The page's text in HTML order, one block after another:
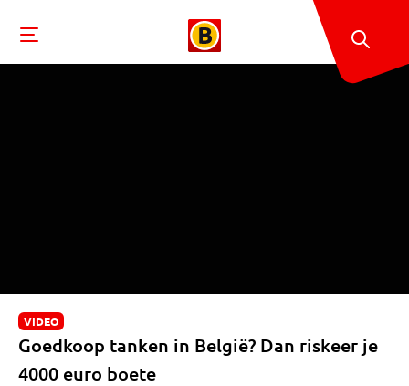
VIDEO
Goedkoop tanken in België? Dan riskeer je
4000 euro boete